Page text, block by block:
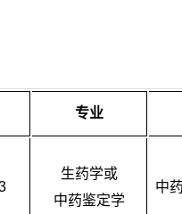
专业
生药学或
中药鉴定学
中